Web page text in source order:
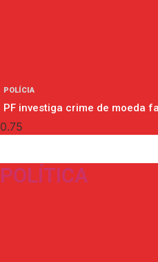
POLÍCIA
PF investiga crime de moeda
POLÍTICA